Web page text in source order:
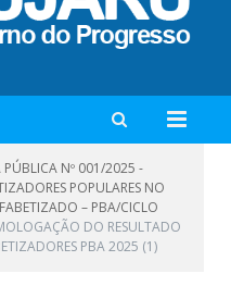
PÚBLICA Nº 001/2025 -
POPULARES NO
– PBA/CICLO
DO RESULTADO
PBA 2025 (1)